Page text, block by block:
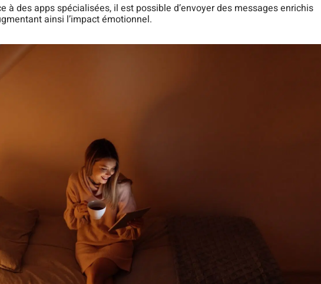
à des apps spécialisées, il est possible d’envoyer des messages enrichis
ainsi l’impact émotionnel.